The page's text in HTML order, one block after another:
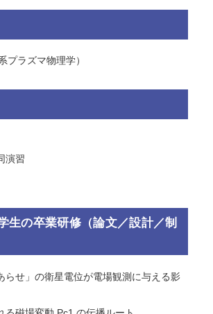
プラズマ物理学）
演習
生の卒業研修（論文／設計／制
らせ」の衛星電位が電場観測に与える影